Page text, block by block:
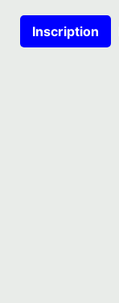
Inscription